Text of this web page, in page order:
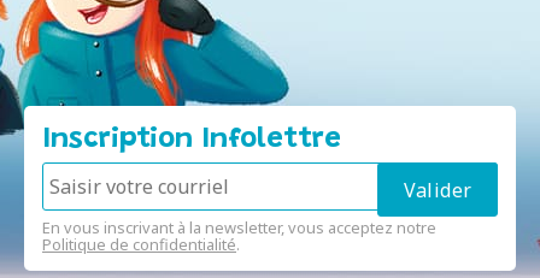
Inscription Infolettre
En vous inscrivant à la newsletter, vous acceptez notre
Politique de confidentialité.